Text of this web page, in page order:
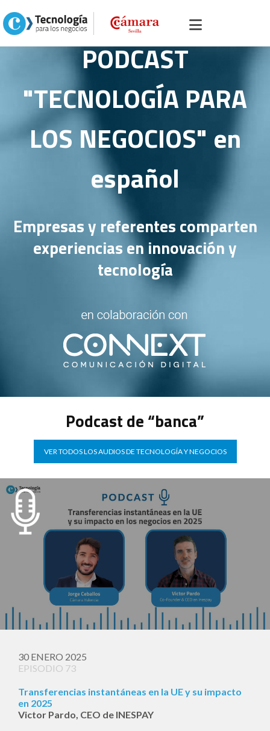
PODCAST
"TECNOLOGÍA PARA
LOS NEGOCIOS" en
español
Empresas y referentes comparten
experiencias en innovación y
tecnología
Podcast de “banca”
VER TODOS LOS AUDIOS DE TECNOLOGÍA Y NEGOCIOS
30 ENERO 2025
EPISODIO 73
Transferencias instantáneas en la UE y su impacto
en 2025
Victor Pardo, CEO de INESPAY